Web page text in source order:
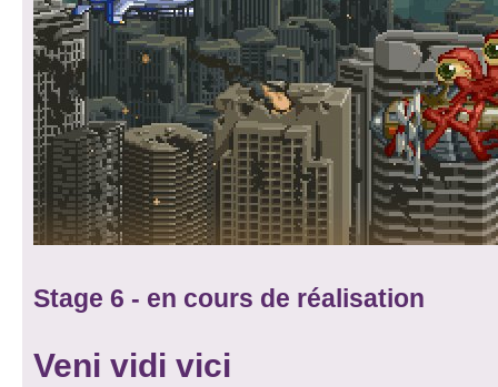
Stage 6 - en cours de réalisation
Veni vidi vici